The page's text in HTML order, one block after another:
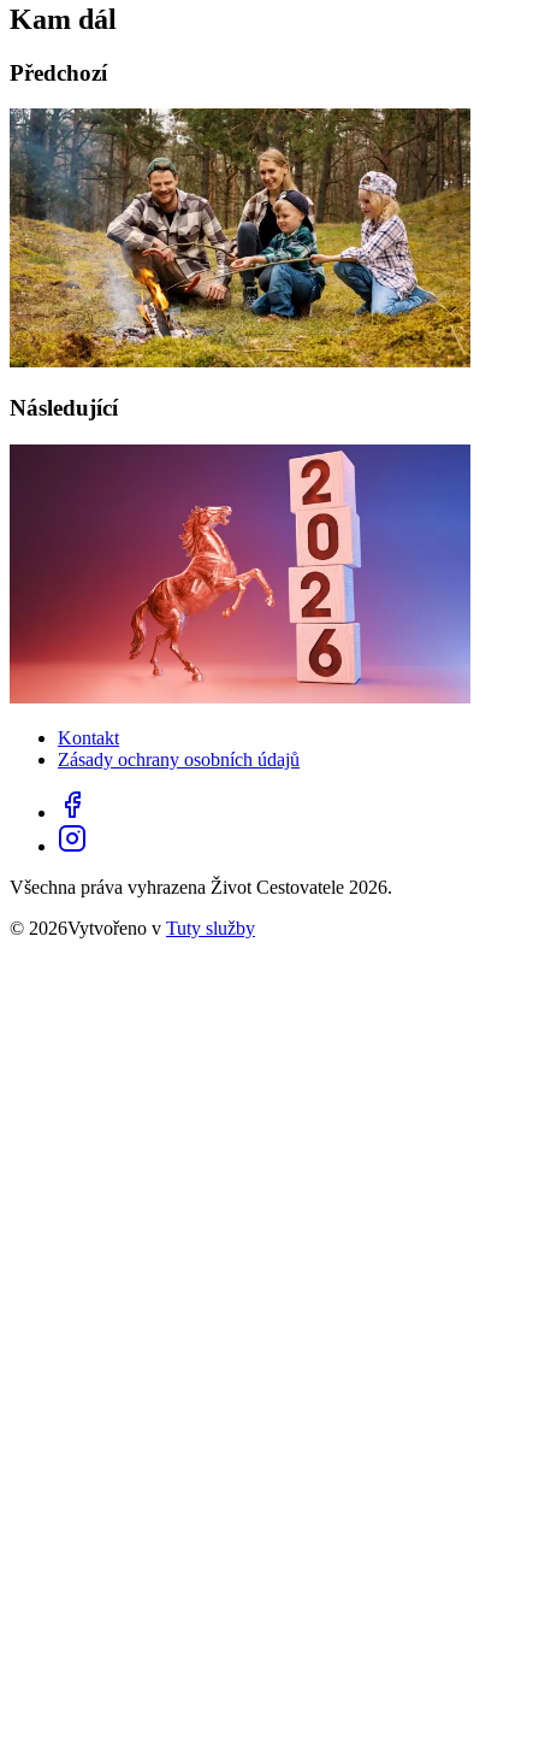
Kam dál
Předchozí
Následující
Kontakt
Zásady ochrany osobních údajů
Všechna práva vyhrazena Život Cestovatele 2026.
© 2026Vytvořeno v Tuty služby